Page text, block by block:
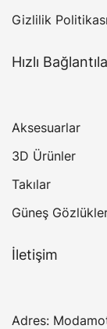
Gizlilik Politikası
Hızlı
Aksesuarlar
3D Ürünler
Takılar
Güneş
İletişim
Adres: